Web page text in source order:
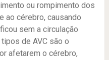
ou rompimento dos
ao cérebro, causando
sem a circulação
de AVC são o
afetarem o cérebro,